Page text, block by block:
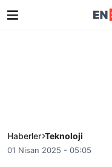
Haberler Teknoloji
01 Nisan 2025 - 05:05